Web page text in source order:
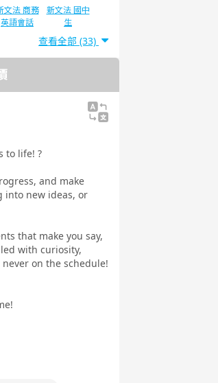
文法 商務
英語會話
新文法 國中
生
TOEIC ®
語法
英語會話環遊世界一周
查看全部 (33)
to life! ?
and make
into new ideas, or
that make you say,
with curiosity,
on the schedule!